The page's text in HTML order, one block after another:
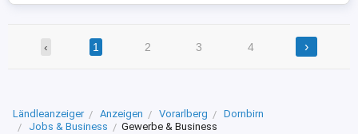
die bei jedem Amt offiziell ...
‹ 1 2 3 4 ›
Ländleanzeiger Anzeigen Vorarlberg
Dornbirn
Jobs & Business
Gewerbe & Business